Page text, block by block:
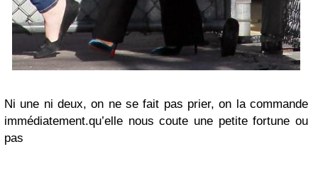
Ni une ni deux, on ne se fait pas prier, on la commande
immédiatement.qu’elle nous coute une petite fortune ou
pas